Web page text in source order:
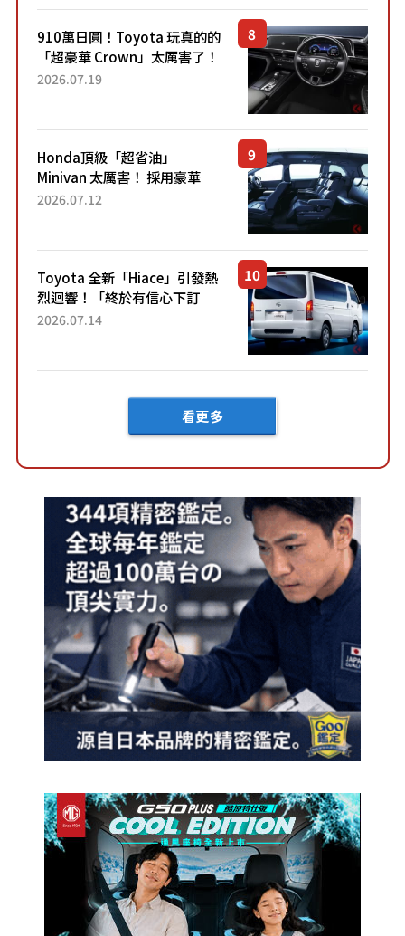
了！...
910萬日圓！Toyota 玩真的的
「超豪華 Crown」太厲害了！
採用由「匠人技藝」打造的
2026.07.19
Honda頂級「超省油」
Minivan 太厲害！ 採用豪華
「真皮座椅」與專屬「黑色內
「三...
2026.07.12
Toyota 全新「Hiace」引發熱
烈迴響！「終於有信心下訂
了！」「哪個等級交車最
車？...
2026.07.14
看更多